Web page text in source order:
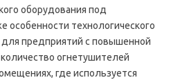
оборудования под
особенности технологического
для предприятий с повышенной
огнетушителей
где используется